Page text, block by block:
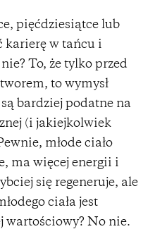
pięćdziesiątce lub
karierę w tańcu i
To, że tylko przed
to wymysł
bardziej podatne na
(i jakiejkolwiek
młode ciało
ma więcej energii i
się regeneruje, ale
ciała jest
wartościowy? No nie.